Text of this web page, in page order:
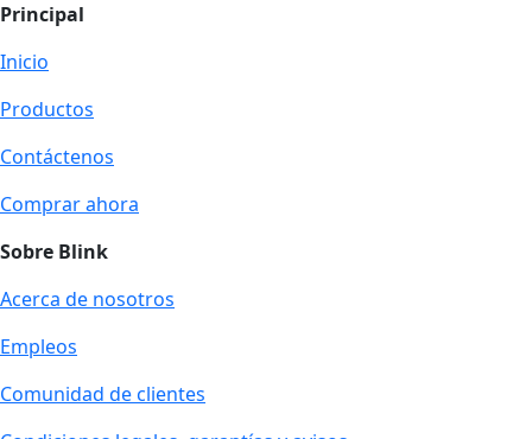
Principal
Inicio
Productos
Contáctenos
Comprar ahora
Sobre Blink
Acerca de nosotros
Empleos
Comunidad de clientes